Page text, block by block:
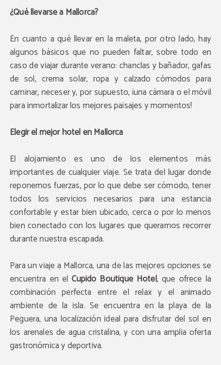
¿Qué llevarse a Mallorca?
En cuanto a qué llevar en la maleta, por otro lado, hay
algunos básicos que no pueden faltar, sobre todo en
caso de viajar durante verano: chanclas y bañador, gafas
de sol, crema solar, ropa y calzado cómodos para
caminar, neceser y, por supuesto, ¡una cámara o el móvil
para inmortalizar los mejores paisajes y momentos!
Elegir el mejor hotel en Mallorca
El alojamiento es uno de los elementos más
importantes de cualquier viaje. Se trata del lugar donde
reponemos fuerzas, por lo que debe ser cómodo, tener
todos los servicios necesarios para una estancia
confortable y estar bien ubicado, cerca o por lo menos
bien conectado con los lugares que queramos recorrer
durante nuestra escapada.
Para un viaje a Mallorca, una de las mejores opciones se
encuentra en elCupido Boutique Hotel, que ofrece la
combinación perfecta entre el relax y el animado
ambiente de la isla. Se encuentra en la playa de la
Peguera, una localización ideal para disfrutar del sol en
los arenales de agua cristalina, y con una amplia oferta
gastronómica y deportiva.